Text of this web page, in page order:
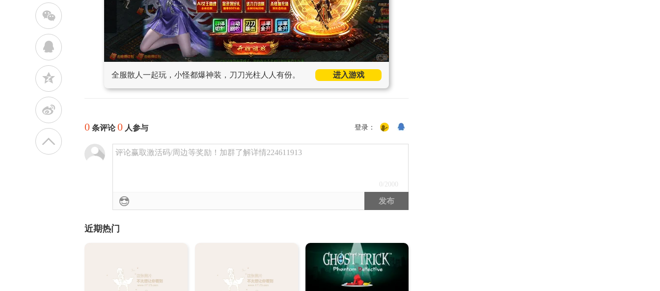
全服散人一起玩，小怪都爆神装，刀刀光柱人人有份。 进入游戏
0 条评论0 人参与 登录：
评论赢取激活码/周边等奖励！加群了解详情224611913
0 /2000
发布
近期热门
w
q
z
t